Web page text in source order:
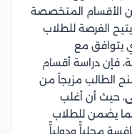
الأقسام المتخصصة
الفرصة للطلاب
يتوافق مع
فإن دراسة أقسام
الطالب مزيجاً من
، حيث أن أغلب
يضمن للطلاب
محلياًً ودولياًً.